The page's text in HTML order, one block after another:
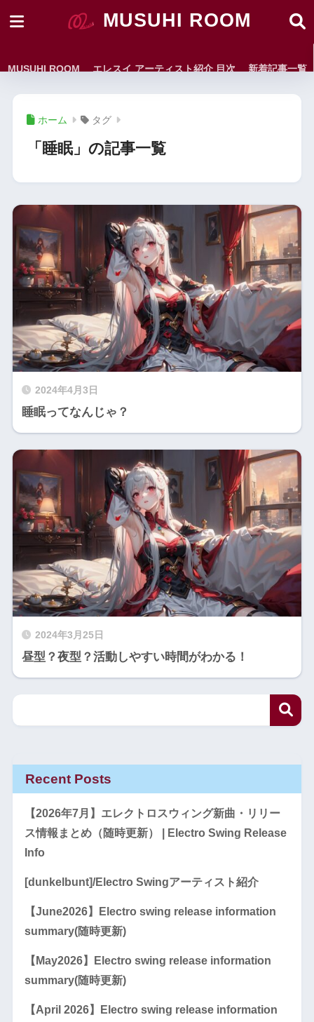
MUSUHI ROOM
MUSUHI ROOM エレスイ アーティスト紹介 目次 新着記事一覧
ホーム タグ
「睡眠」の記事一覧
2024年4月3日
睡眠ってなんじゃ？
2024年3月25日
昼型？夜型？活動しやすい時間がわかる！
Recent Posts
【2026年7月】エレクトロスウィング新曲・リリー
ス情報まとめ（随時更新） | Electro Swing Release
Info
[dunkelbunt]/Electro Swingアーティスト紹介
【June2026】Electro swing release information
summary(随時更新)
【May2026】Electro swing release information
summary(随時更新)
【April 2026】Electro swing release information